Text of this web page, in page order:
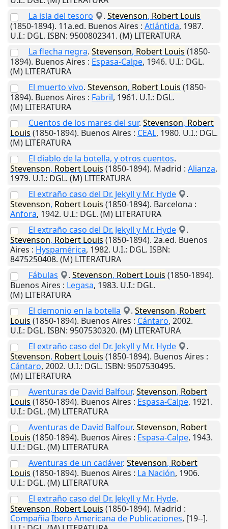
La isla del tesoro
. Stevenson, Robert Louis
(1850-1894). 11a.ed. Buenos Aires : Atlántida, 1987.
U.I.: DGL. ISBN: 9500802341. (M) LITERATURA
La flecha negra. Stevenson, Robert Louis (1850-
1894). Buenos Aires : Espasa-Calpe, 1946. U.I.: DGL.
(M) LITERATURA
El muerto vivo. Stevenson, Robert Louis (1850-
1894). Buenos Aires : Fabril, 1961. U.I.: DGL.
(M) LITERATURA
Cuentos de los mares del sur. Stevenson, Robert
Louis (1850-1894). Buenos Aires : CEAL, 1980. U.I.: DGL.
(M) LITERATURA
El diablo de la botella, y otros cuentos.
Stevenson, Robert Louis (1850-1894). Madrid : Alianza,
1979. U.I.: DGL. (M) LITERATURA
El extraño caso del Dr. Jekyll y Mr. Hyde
.
Stevenson, Robert Louis (1850-1894). Barcelona :
Anfora, 1942. U.I.: DGL. (M) LITERATURA
El extraño caso del Dr. Jekyll y Mr. Hyde
.
Stevenson, Robert Louis (1850-1894). 2a.ed. Buenos
Aires : Hyspamérica, 1982. U.I.: DGL. ISBN:
8475250408. (M) LITERATURA
Fábulas
. Stevenson, Robert Louis (1850-1894).
Buenos Aires : Legasa, 1983. U.I.: DGL.
(M) LITERATURA
El demonio en la botella
. Stevenson, Robert
Louis (1850-1894). Buenos Aires : Cántaro, 2002.
U.I.: DGL. ISBN: 9507530320. (M) LITERATURA
El extraño caso del Dr. Jekyll y Mr. Hyde
.
Stevenson, Robert Louis (1850-1894). Buenos Aires :
Cántaro, 2002. U.I.: DGL. ISBN: 9507530495.
(M) LITERATURA
Aventuras de David Balfour. Stevenson, Robert
Louis (1850-1894). Buenos Aires : Espasa-Calpe, 1921.
U.I.: DGL. (M) LITERATURA
Aventuras de David Balfour. Stevenson, Robert
Louis (1850-1894). Buenos Aires : Espasa-Calpe, 1943.
U.I.: DGL. (M) LITERATURA
Aventuras de un cadáver. Stevenson, Robert
Louis (1850-1894). Buenos Aires : La Nación, 1906.
U.I.: DGL. (M) LITERATURA
El extraño caso del Dr. Jekyll y Mr. Hyde.
Stevenson, Robert Louis (1850-1894). Madrid :
Compañia Ibero Americana de Publicaciones, [19--].